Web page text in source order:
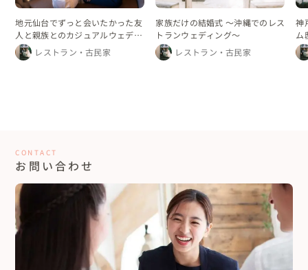
地元仙台でずっと会いたかった友
人と親族とのカジュアルウェディ
ング レストラン・古民家
家族だけの結婚式 〜沖縄でのレス
トランウェディング〜
レストラン・古民家
神
ム
CONTACT
お問い合わせ